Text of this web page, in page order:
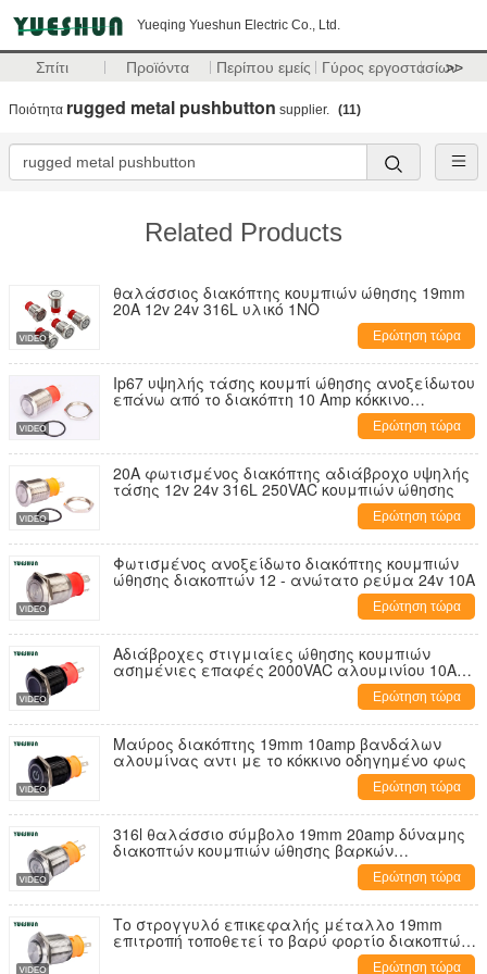
Yueqing Yueshun Electric Co., Ltd.
Σπίτι Προϊόντα Περίπου εμείς Γύρος εργοστασίων
>>
Ποιότητα rugged metal pushbutton supplier. (11)
Related Products
θαλάσσιος διακόπτης κουμπιών ώθησης 19mm
20A 12v 24v 316L υλικό 1NO
Ερώτηση τώρα
Ip67 υψηλής τάσης κουμπί ώθησης ανοξείδωτου
επάνω από το διακόπτη 10 Amp κόκκινο
Ερώτηση τώρα
20A φωτισμένος διακόπτης αδιάβροχο υψηλής
τάσης 12v 24v 316L 250VAC κουμπιών ώθησης
Ερώτηση τώρα
Φωτισμένος ανοξείδωτο διακόπτης κουμπιών
ώθησης διακοπτών 12 - ανώτατο ρεύμα 24v 10A
Ερώτηση τώρα
Αδιάβροχες στιγμιαίες ώθησης κουμπιών
ασημένιες επαφές 2000VAC αλουμινίου 10A
Ερώτηση τώρα
Μαύρος διακόπτης 19mm 10amp βανδάλων
αλουμίνας αντι με το κόκκινο οδηγημένο φως
Ερώτηση τώρα
316l θαλάσσιο σύμβολο 19mm 20amp δύναμης
διακοπτών κουμπιών ώθησης βαρκών
Ερώτηση τώρα
Το στρογγυλό επικεφαλής μέταλλο 19mm
επιτροπή τοποθετεί το βαρύ φορτίο διακοπτών
κουμπιών ώθησης 20A για το ναυτικόΕρώτηση τώρα